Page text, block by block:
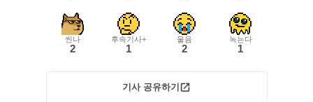
씬나
2
후속기사+
1
울음
2
녹는다
1
기사 공유하기